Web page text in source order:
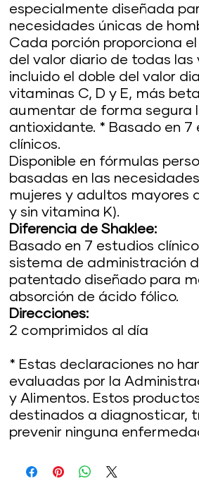
especialmente diseñada
necesidades únicas de
Cada porción proporciona
del valor diario de todas las
incluido el doble del valor
vitaminas C, D y E, más
aumentar de forma segura
antioxidante. * Basado en 7
clínicos.
Disponible en fórmulas
basadas en las
mujeres y adultos mayores
y sin vitamina K).
Diferencia de Shaklee:
Basado en 7 estudios
sistema de administración
patentado diseñado para
absorción de ácido fólico.
Direcciones:
2 comprimidos al día
* Estas declaraciones no
evaluadas por la
y Alimentos. Estos
destinados a diagnosticar,
prevenir ninguna